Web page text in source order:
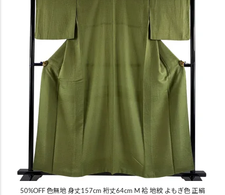
50%OFF 色無地 身丈157cm 裄丈64cm M 袷 地紋 よもぎ色 正絹